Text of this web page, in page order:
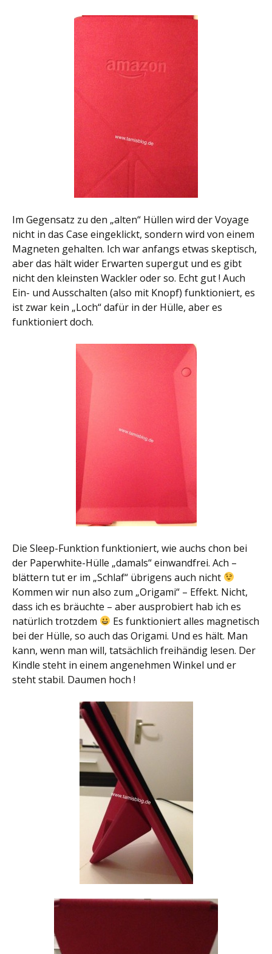
Im Gegensatz zu den „alten“ Hüllen wird der Voyage
nicht in das Case eingeklickt, sondern wird von einem
Magneten gehalten. Ich war anfangs etwas skeptisch,
aber das hält wider Erwarten supergut und es gibt
nicht den kleinsten Wackler oder so. Echt gut ! Auch
Ein- und Ausschalten (also mit Knopf) funktioniert, es
ist zwar kein „Loch“ dafür in der Hülle, aber es
funktioniert doch.
Die Sleep-Funktion funktioniert, wie auchs chon bei
der Paperwhite-Hülle „damals“ einwandfrei. Ach –
blättern tut er im „Schlaf“ übrigens auch nicht
Kommen wir nun also zum „Origami“ – Effekt. Nicht,
dass ich es bräuchte – aber ausprobiert hab ich es
natürlich trotzdem
Es funktioniert alles magnetisch
bei der Hülle, so auch das Origami. Und es hält. Man
kann, wenn man will, tatsächlich freihändig lesen. Der
Kindle steht in einem angenehmen Winkel und er
steht stabil. Daumen hoch !